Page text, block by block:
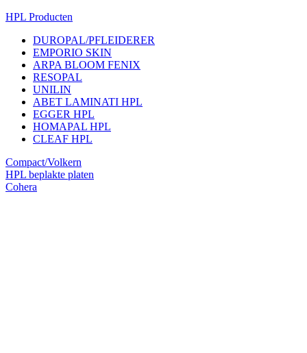
HPL Producten
DUROPAL/PFLEIDERER
EMPORIO SKIN
ARPA BLOOM FENIX
RESOPAL
UNILIN
ABET LAMINATI HPL
EGGER HPL
HOMAPAL HPL
CLEAF HPL
Compact/Volkern
HPL beplakte platen
Cohera